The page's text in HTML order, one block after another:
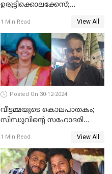
ഉരുട്ടിക്കൊലക്കേസ്;
സുപ്രീംകോടതിയിലേക്ക്
1 Min Read View All
Posted On 30-12-2024
വീട്ടമ്മയുടെ കൊലപാതകം;
സിന്ധുവിന്റെ സഹോദരി
1 Min Read View All